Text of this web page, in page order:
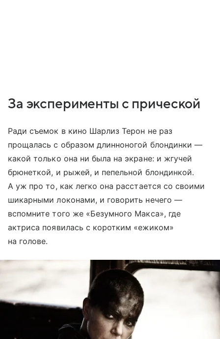
За эксперименты с прической
Ради съемок в кино Шарлиз Терон не раз
прощалась с образом длинноногой блондинки —
какой только она ни была на экране: и жгучей
брюнеткой, и рыжей, и пепельной блондинкой.
А уж про то, как легко она расстается со своими
шикарными локонами, и говорить нечего —
вспомните того же «Безумного Макса», где
актриса появилась с коротким «ежиком»
на голове.